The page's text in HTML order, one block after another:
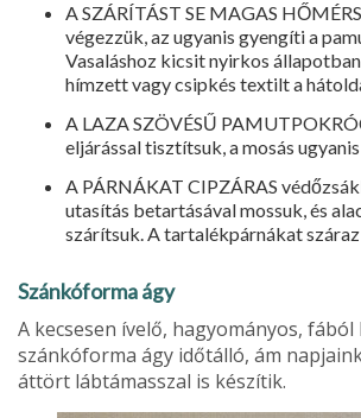
A SZÁRÍTÁST SE MAGAS
végezzük, az ugyanis gyengíti a
Vasaláshoz kicsit nyirkos
hímzett vagy csipkés textilt a
A LAZA SZÖVÉSŰ
eljárással tisztítsuk, a mosás
A PÁRNÁKAT CIPZÁRAS
utasítás betartásával mossuk, és
szárítsuk. A tartalékpárnákat
Szánkóforma ágy
A kecsesen ívelő, hagyományos, fából
szánkóforma ágy időtálló, ám
áttört lábtámasszal is készítik.